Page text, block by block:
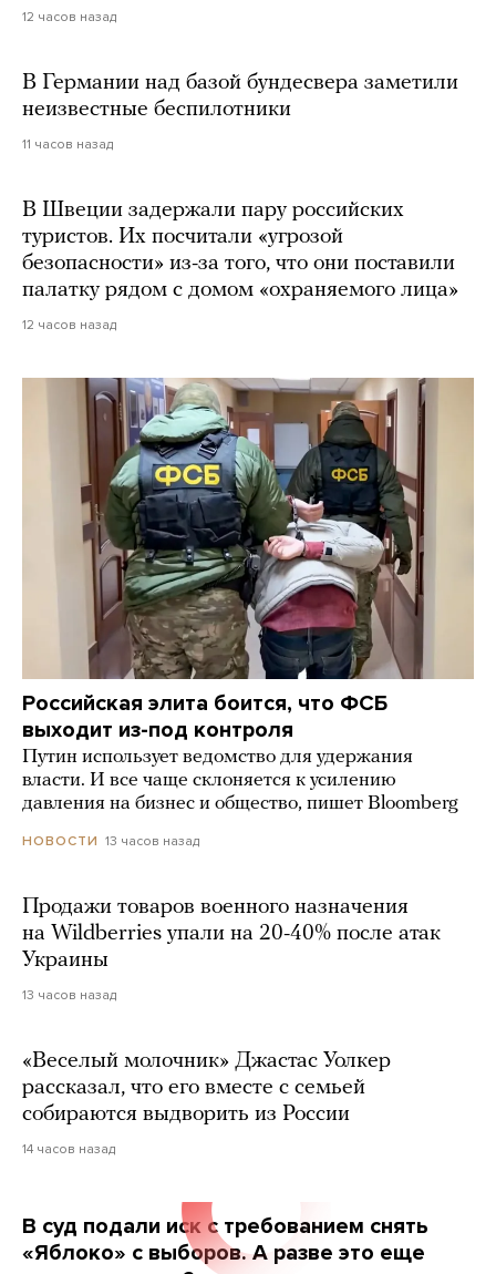
12 часов назад
В Германии над базой бундесвера заметили
неизвестные беспилотники
11 часов назад
В Швеции задержали пару российских
туристов. Их посчитали «угрозой
безопасности» из-за того, что они поставили
палатку рядом с домом «охраняемого лица»
12 часов назад
Российская элита боится, что ФСБ
выходит из-под контроля
Путин использует ведомство для удержания
власти. И все чаще склоняется к усилению
давления на бизнес и общество, пишет Bloomberg
НОВОСТИ 13 часов назад
Продажи товаров военного назначения
на Wildberries упали на 20-40% после атак
Украины
13 часов назад
«Веселый молочник» Джастас Уолкер
рассказал, что его вместе с семьей
собираются выдворить из России
14 часов назад
В суд подали иск с требованием снять
«Яблоко» с выборов. А разве это еще